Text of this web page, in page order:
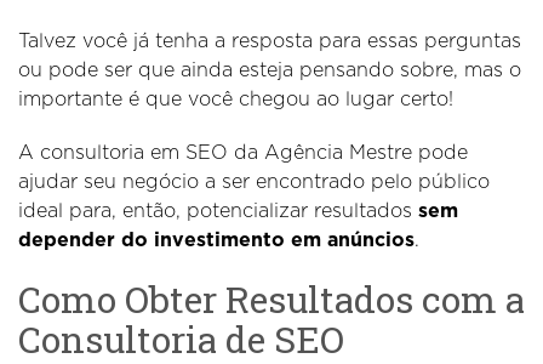
Talvez você já tenha a resposta para essas perguntas
ou pode ser que ainda esteja pensando sobre, mas o
importante é que você chegou ao lugar certo!
A consultoria em SEO da Agência Mestre pode
ajudar seu negócio a ser encontrado pelo público
ideal para, então, potencializar resultados sem
depender do investimento em anúncios.
Como Obter Resultados com a
Consultoria de SEO